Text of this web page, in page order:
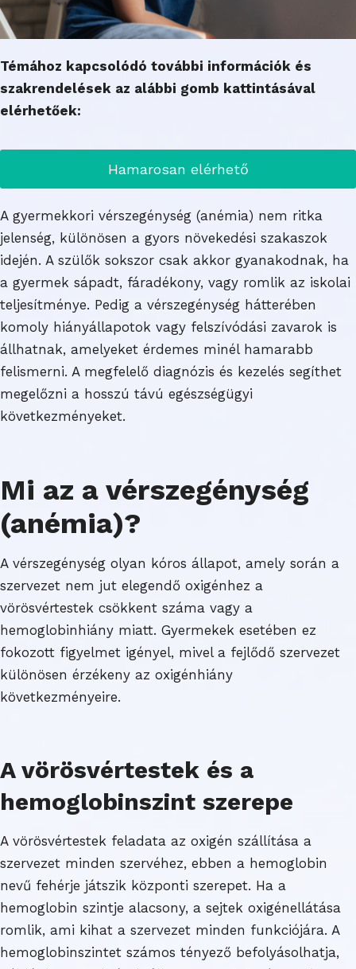
Témához kapcsolódó további információk és
szakrendelések az alábbi gomb kattintásával
elérhetőek:
Hamarosan elérhető
A gyermekkori vérszegénység (anémia) nem ritka
jelenség, különösen a gyors növekedési szakaszok
idején. A szülők sokszor csak akkor gyanakodnak, ha
a gyermek sápadt, fáradékony, vagy romlik az iskolai
teljesítménye. Pedig a vérszegénység hátterében
komoly hiányállapotok vagy felszívódási zavarok is
állhatnak, amelyeket érdemes minél hamarabb
felismerni. A megfelelő diagnózis és kezelés segíthet
megelőzni a hosszú távú egészségügyi
következményeket.
Mi az a vérszegénység
(anémia)?
A vérszegénység olyan kóros állapot, amely során a
szervezet nem jut elegendő oxigénhez a
vörösvértestek csökkent száma vagy a
hemoglobinhiány miatt. Gyermekek esetében ez
fokozott figyelmet igényel, mivel a fejlődő szervezet
különösen érzékeny az oxigénhiány
következményeire.
A vörösvértestek és a
hemoglobinszint szerepe
A vörösvértestek feladata az oxigén szállítása a
szervezet minden szervéhez, ebben a hemoglobin
nevű fehérje játszik központi szerepet. Ha a
hemoglobin szintje alacsony, a sejtek oxigénellátása
romlik, ami kihat a szervezet minden funkciójára. A
hemoglobinszintet számos tényező befolyásolhatja,